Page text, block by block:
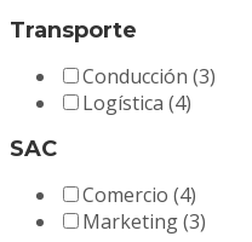
Transporte
Conducción (3)
Logística (4)
SAC
Comercio (4)
Marketing(3)